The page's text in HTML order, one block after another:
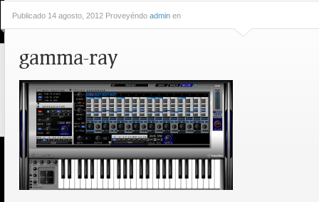
line gratis!
Korg lanza SDD-3000, el nuevo
Tutorial de CLA Effects, aprende a
aplicar efectos a tus voces.
Publicado 14 agosto, 2012 Proveyéndo admin en
gamma-ray